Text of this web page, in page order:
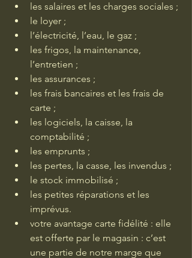
les salaires et les charges sociales ;
le loyer ;
l’électricité, l’eau, le gaz ;
les frigos, la maintenance,
l’entretien ;
les assurances ;
les frais bancaires et les frais de
carte ;
les logiciels, la caisse, la
comptabilité ;
les emprunts ;
les pertes, la casse, les invendus ;
le stock immobilisé ;
les petites réparations et les
imprévus.
votre avantage carte fidélité : elle
est offerte par le magasin : c’est
une partie de notre marge que